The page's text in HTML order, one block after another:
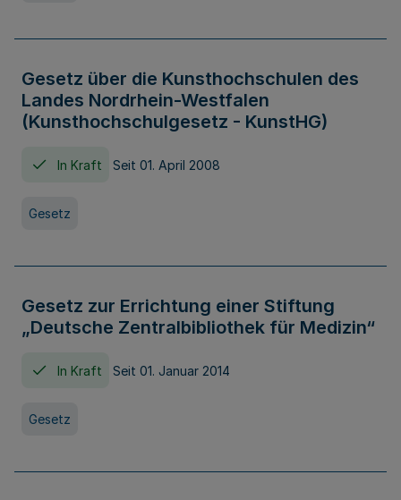
Gesetz über die Kunsthochschulen des
Landes Nordrhein-Westfalen
(Kunsthochschulgesetz - KunstHG)
In Kraft Seit 01. April 2008
Gesetz
Gesetz zur Errichtung einer Stiftung
„Deutsche Zentralbibliothek für Medizin“
In Kraft Seit 01. Januar 2014
Gesetz